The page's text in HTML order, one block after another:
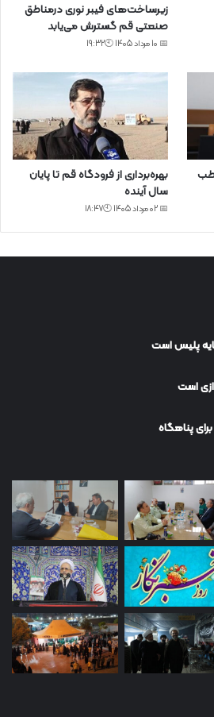
زیرساخت‌های فیبر نوری درمناطق
صنعتی قم گسترش می‌یابد
📅 10 مرداد 1405 🕙19:32
بهره‌برداری از فرودگاه قم تا پایان
سال آینده
📅 02 مرداد 1405 🕙18:47
پلیس است
است